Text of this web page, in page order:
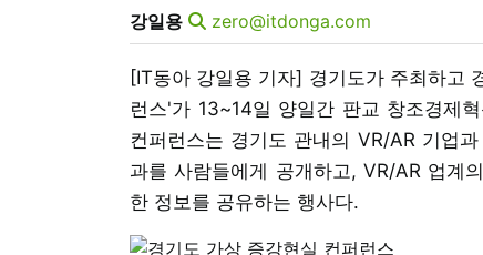
강일용 zero@itdonga.com
[IT동아 강일용 기자] 경기도가 주최하고
런스'가 13~14일 양일간 판교 창조경제
컨퍼런스는 경기도 관내의 VR/AR 기업
과를 사람들에게 공개하고, VR/AR 업계
한 정보를 공유하는 행사다.